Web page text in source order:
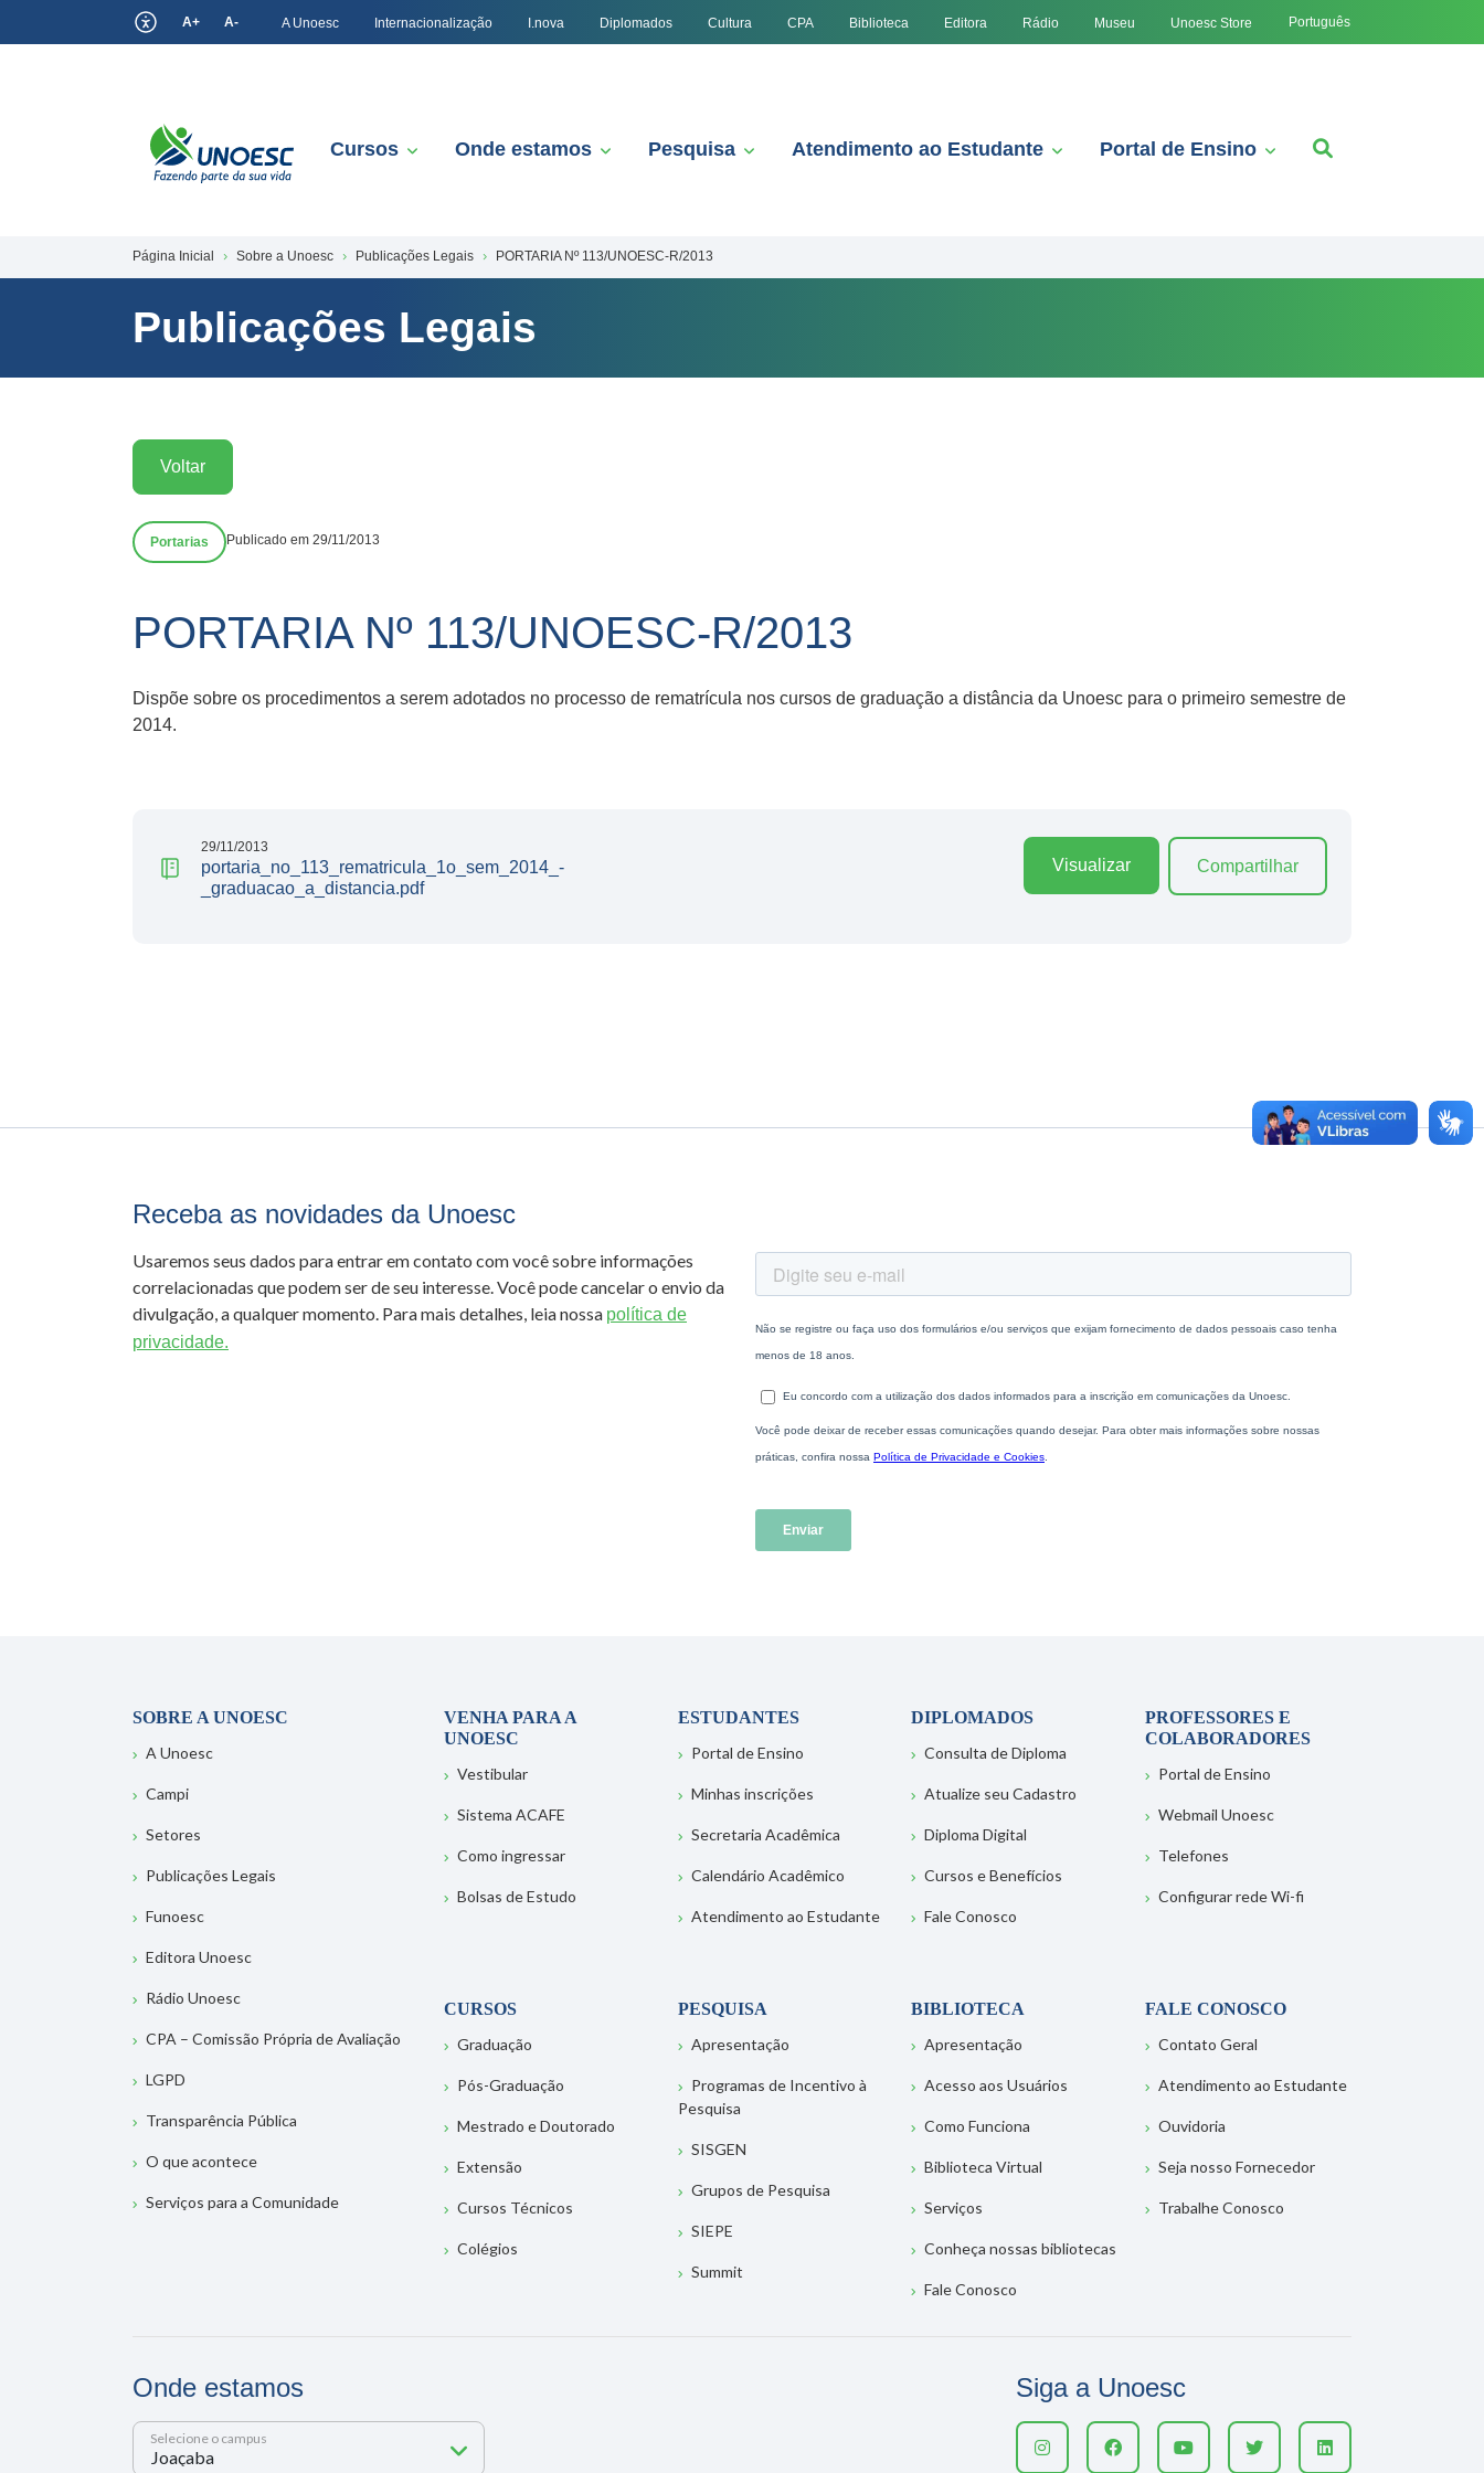
A+ A- A Unoesc Internacionalização I.nova Diplomados Cultura CPA Biblioteca Editora Rádio Museu Unoesc Store Português
Cursos Onde estamos Pesquisa Atendimento ao Estudante Portal de Ensino
Página Inicial Sobre a Unoesc Publicações Legais PORTARIA Nº 113/UNOESC-R/2013
Publicações Legais
Voltar
Portarias Publicado em 29/11/2013
PORTARIA Nº 113/UNOESC-R/2013
Dispõe sobre os procedimentos a serem adotados no processo de rematrícula nos cursos de graduação a distância da Unoesc para o primeiro semestre de
2014.
29/11/2013
portaria_no_113_rematricula_1o_sem_2014_-
_graduacao_a_distancia.pdf
Visualizar Compartilhar
Receba as novidades da Unoesc
Usaremos seus dados para entrar em contato com você sobre informações
correlacionadas que podem ser de seu interesse. Você pode cancelar o envio da
divulgação, a qualquer momento. Para mais detalhes, leia nossa política de
privacidade.
SOBRE A UNOESC
A Unoesc
Campi
Setores
Publicações Legais
Funoesc
Editora Unoesc
Rádio Unoesc
CPA – Comissão Própria de Avaliação
LGPD
Transparência Pública
O que acontece
Serviços para a Comunidade
VENHA PARA A
UNOESC
Vestibular
Sistema ACAFE
Como ingressar
Bolsas de Estudo
ESTUDANTES
Portal de Ensino
Minhas inscrições
Secretaria Acadêmica
Calendário Acadêmico
Atendimento ao Estudante
DIPLOMADOS
Consulta de Diploma
Atualize seu Cadastro
Diploma Digital
Cursos e Benefícios
Fale Conosco
PROFESSORES E
COLABORADORES
Portal de Ensino
Webmail Unoesc
Telefones
Configurar rede Wi-fi
CURSOS
Graduação
Pós-Graduação
Mestrado e Doutorado
Extensão
Cursos Técnicos
Colégios
PESQUISA
Apresentação
Programas de Incentivo à
Pesquisa
SISGEN
Grupos de Pesquisa
SIEPE
Summit
BIBLIOTECA
Apresentação
Acesso aos Usuários
Como Funciona
Biblioteca Virtual
Serviços
Conheça nossas bibliotecas
Fale Conosco
FALE CONOSCO
Contato Geral
Atendimento ao Estudante
Ouvidoria
Seja nosso Fornecedor
Trabalhe Conosco
Onde estamos
Selecione o campus
Siga a Unoesc